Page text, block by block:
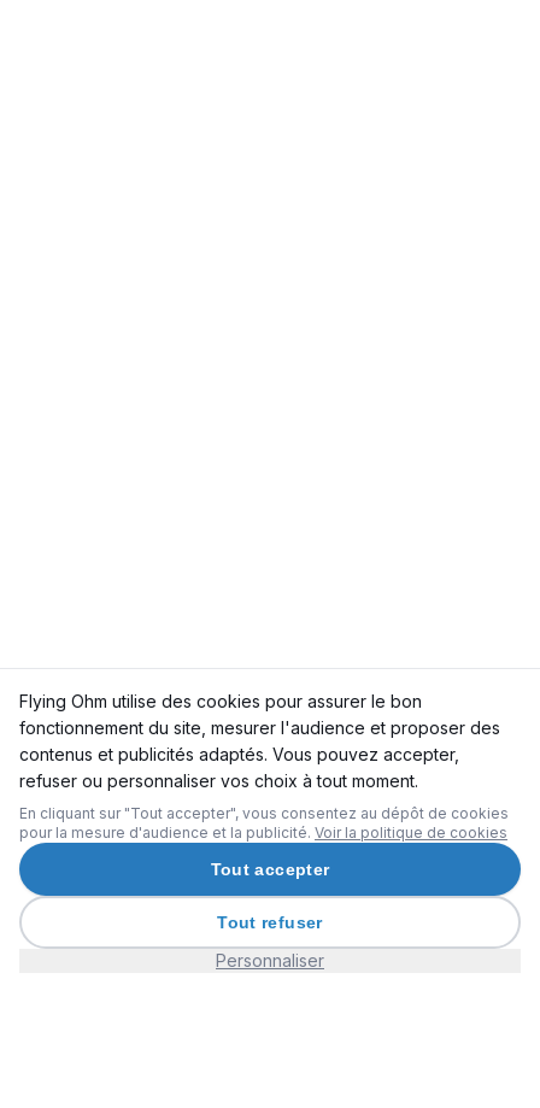
Flying Ohm utilise des cookies pour assurer le bon
fonctionnement du site, mesurer l'audience et proposer des
contenus et publicités adaptés. Vous pouvez accepter,
refuser ou personnaliser vos choix à tout moment.
En cliquant sur "Tout accepter", vous consentez au dépôt de cookies
pour la mesure d'audience et la publicité. Voir la politique de cookies
Personnaliser
Tout refuser
Tout accepter